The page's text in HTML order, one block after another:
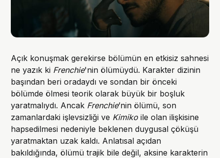
Açık konuşmak gerekirse bölümün en etkisiz sahnesi
ne yazık ki Frenchie'nin ölümüydü. Karakter dizinin
başından beri oradaydı ve sondan bir önceki
bölümde ölmesi teorik olarak büyük bir boşluk
yaratmalıydı. Ancak Frenchie’nin ölümü, son
zamanlardaki işlevsizliği ve Kimiko ile olan ilişkisine
hapsedilmesi nedeniyle beklenen duygusal çöküşü
yaratmaktan uzak kaldı. Anlatısal açıdan
bakıldığında, ölümü trajik bile değil, aksine karakterin